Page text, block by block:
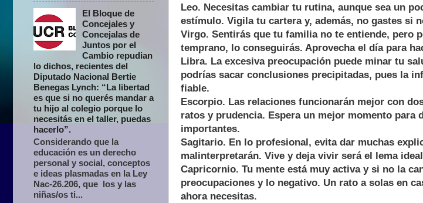
Leo. Necesitas cambiar tu rutina, aunque sea un
estímulo. Vigila tu cartera y, además, no gastes si
Virgo. Sentirás que tu familia no te entiende, pero
temprano, lo conseguirás. Aprovecha el día para
Libra. La excesiva preocupación puede minar tu
podrías sacar conclusiones precipitadas, pues la
fiable.
Escorpio. Las relaciones funcionarán mejor con
ratos y prudencia. Espera un mejor momento para
importantes.
Sagitario. En lo profesional, evita dar muchas
malinterpretarán. Vive y deja vivir será el lema
Capricornio. Tu mente está muy activa y si no la
preocupaciones y lo negativo. Un rato a solas en
ahora necesitas.
El Bloque de
Concejales y
Concejalas de
Juntos por el
Cambio repudian
lo dichos, recientes del
Diputado Nacional Bertie
Benegas Lynch: “La libertad
es que si no querés mandar a
tu hijo al colegio porque lo
necesitás en el taller, puedas
hacerlo”.
Considerando que la
educación es un derecho
personal y social, conceptos
e ideas plasmadas en la Ley
Nac-26.206, que los y las
niñas/os ti...